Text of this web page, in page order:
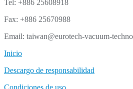
Tel: +886 25608918
Fax: +886 25670988
Email: taiwan@eurotech-vacuum-
Inicio
Descargo de responsabilidad
Condiciones de uso